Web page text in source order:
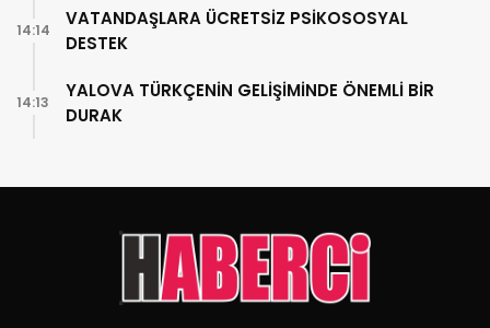
VATANDAŞLARA ÜCRETSİZ PSİKOSOSYAL
DESTEK
14:14
YALOVA TÜRKÇENİN GELİŞİMİNDE ÖNEMLİ BİR
DURAK
14:13